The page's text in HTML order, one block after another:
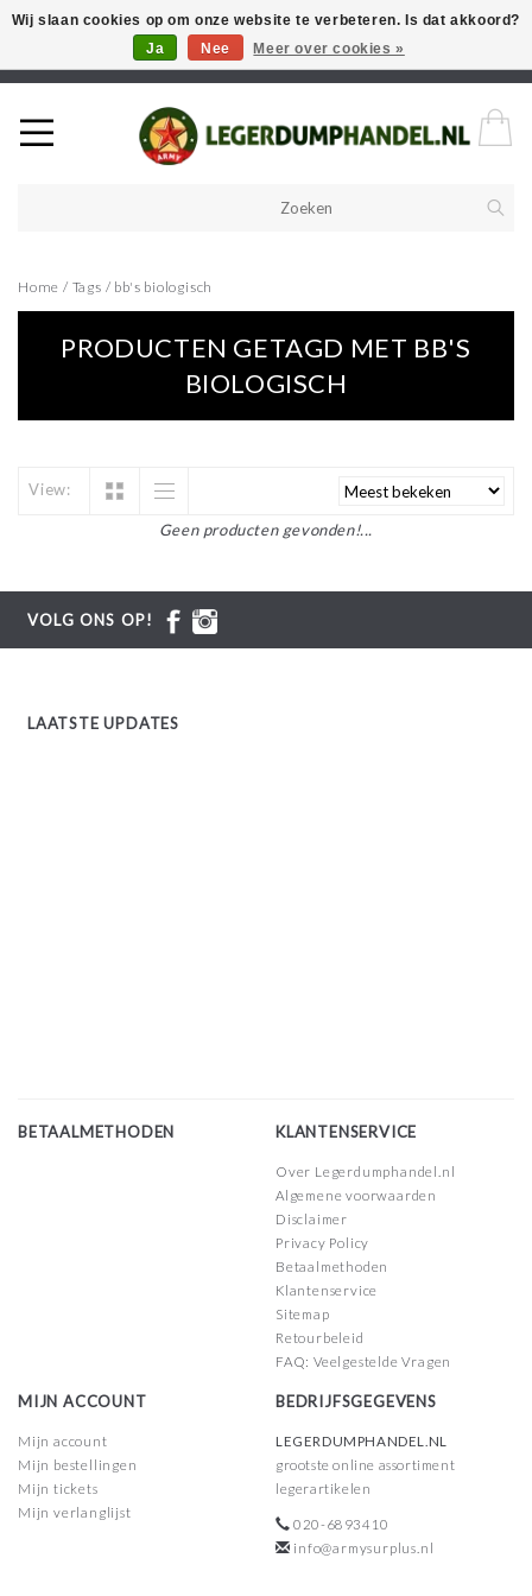
Welkom in onze webshop! Als u een product zoekt en deze niet kan
vinden in de webwinkel, neem vooral contact op!
Home / Tags / bb's biologisch
PRODUCTEN GETAGD MET BB'S
BIOLOGISCH
View:
Geen producten gevonden!...
VOLG ONS OP!
LAATSTE UPDATES
BETAALMETHODEN KLANTENSERVICE
Over Legerdumphandel.nl
Algemene voorwaarden
Disclaimer
Privacy Policy
Betaalmethoden
Klantenservice
Sitemap
Retourbeleid
FAQ: Veelgestelde Vragen
MIJN ACCOUNT
Mijn account
Mijn bestellingen
Mijn tickets
Mijn verlanglijst
BEDRIJFSGEGEVENS
LEGERDUMPHANDEL.NL
grootste online assortiment
legerartikelen
020-6893410
info@armysurplus.nl
Wij slaan cookies op om onze website te verbeteren. Is dat akkoord?
Ja
Nee Meer over cookies »